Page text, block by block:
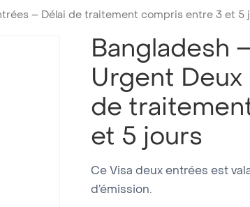
– Délai de traitement compris entre 3 et 5
Bangladesh
Urgent Deux
de
et 5 jours
Ce Visa deux entrées est
d’émission.